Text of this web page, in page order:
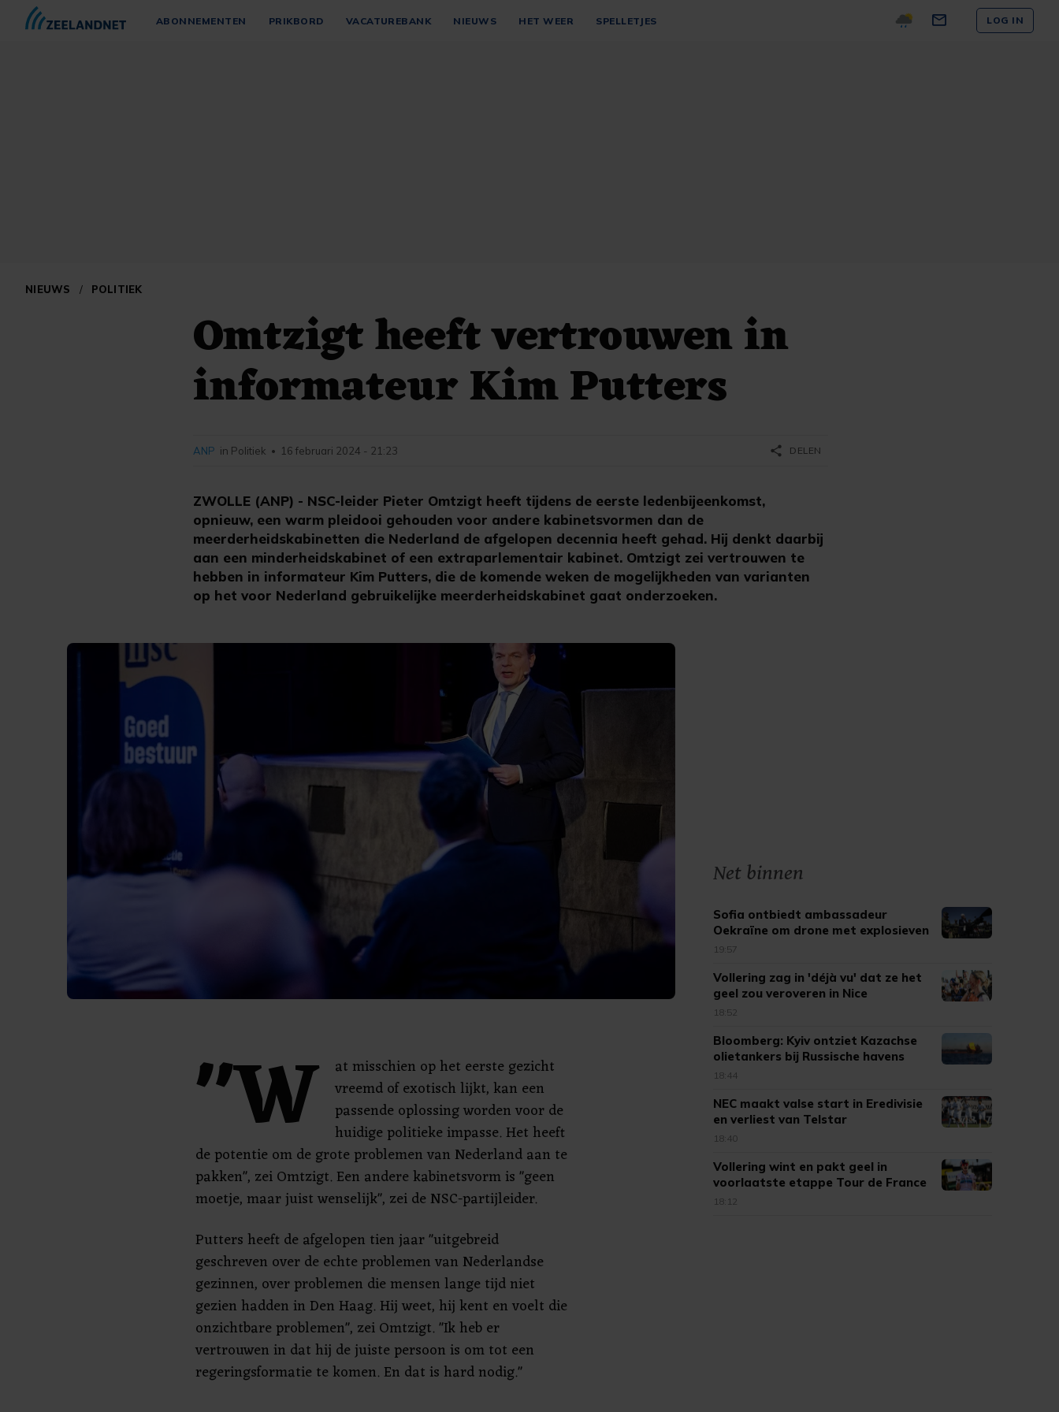
ABONNEMENTEN PRIKBORD VACATUREBANK NIEUWS HET WEER SPELLETJES LOG IN
NIEUWS / POLITIEK
Omtzigt heeft vertrouwen in
informateur Kim Putters
ZWOLLE (ANP) - NSC-leider Pieter Omtzigt heeft tijdens de eerste ledenbijeenkomst,
opnieuw, een warm pleidooi gehouden voor andere kabinetsvormen dan de
meerderheidskabinetten die Nederland de afgelopen decennia heeft gehad. Hij denkt daarbij
aan een minderheidskabinet of een extraparlementair kabinet. Omtzigt zei vertrouwen te
hebben in informateur Kim Putters, die de komende weken de mogelijkheden van varianten
op het voor Nederland gebruikelijke meerderheidskabinet gaat onderzoeken.
ANP in Politiek • 16 februari 2024 - 21:23 share DELEN
"W
at misschien op het eerste gezicht
vreemd of exotisch lijkt, kan een
passende oplossing worden voor de
huidige politieke impasse. Het heeft
de potentie om de grote problemen van Nederland aan te
pakken", zei Omtzigt. Een andere kabinetsvorm is "geen
moetje, maar juist wenselijk", zei de NSC-partijleider.
Putters heeft de afgelopen tien jaar "uitgebreid
geschreven over de echte problemen van Nederlandse
gezinnen, over problemen die mensen lange tijd niet
gezien hadden in Den Haag. Hij weet, hij kent en voelt die
onzichtbare problemen", zei Omtzigt. "Ik heb er
vertrouwen in dat hij de juiste persoon is om tot een
regeringsformatie te komen. En dat is hard nodig."
Net binnen
Sofia ontbiedt ambassadeur
Oekraïne om drone met explosieven
19:57
Vollering zag in 'déjà vu' dat ze het
geel zou veroveren in Nice
18:52
Bloomberg: Kyiv ontziet Kazachse
olietankers bij Russische havens
18:44
NEC maakt valse start in Eredivisie
en verliest van Telstar
18:40
Vollering wint en pakt geel in
voorlaatste etappe Tour de France
18:12